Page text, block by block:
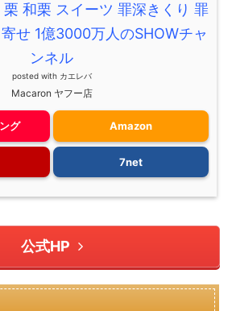
和栗 スイーツ 罪深きくり 罪
せ 1億3000万人のSHOWチャ
ンネル
posted with カエレバ
Macaron ヤフー店
グ Amazon
7net
公式HP